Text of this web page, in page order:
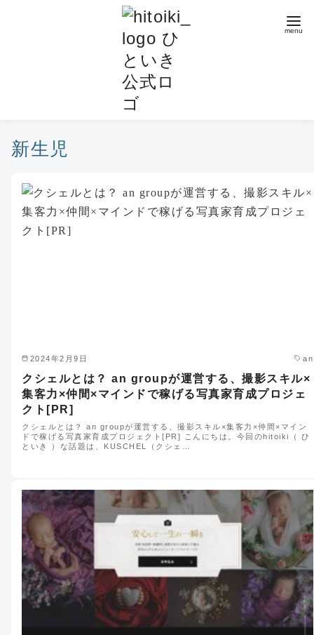
新生児
2024年2月9日 an
クシェルとは？ an groupが運営する、撮影スキル×
集客力×仲間×マインドで稼げる写真家育成プロジェ
クト[PR]
クシェルとは？ an groupが運営する、撮影スキル×集客力×仲間×マイン
ドで稼げる写真家育成プロジェクト[PR] こんにちは。今回のhitoiki（ ひ
といき ）な話題は、KUSCHEL（クシェ…